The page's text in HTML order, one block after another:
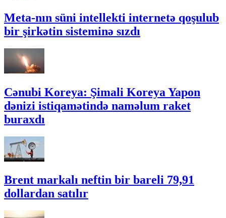
Meta-nın süni intellekti internetə qoşulub
bir şirkətin sisteminə sızdı
Cənubi Koreya: Şimali Koreya Yapon
dənizi istiqamətində naməlum raket
buraxdı
Brent markalı neftin bir bareli 79,91
dollardan satılır